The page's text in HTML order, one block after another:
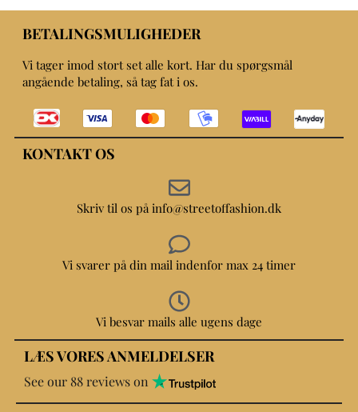
BETALINGSMULIGHEDER
Vi tager imod stort set alle kort. Har du spørgsmål
angående betaling, så tag fat i os.
KONTAKT OS
Skriv til os på info@streetoffashion.dk
Vi svarer på din mail indenfor max 24 timer
Vi besvar mails alle ugens dage
LÆS VORES ANMELDELSER
See our 88 reviews on